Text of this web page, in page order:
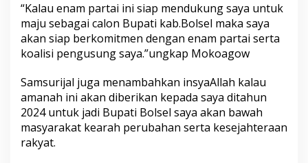
“Kalau enam partai ini siap mendukung saya untuk
maju sebagai calon Bupati kab.Bolsel maka saya
akan siap berkomitmen dengan enam partai serta
koalisi pengusung saya.”ungkap Mokoagow
Samsurijal juga menambahkan insyaAllah kalau
amanah ini akan diberikan kepada saya ditahun
2024 untuk jadi Bupati Bolsel saya akan bawah
masyarakat kearah perubahan serta kesejahteraan
rakyat.